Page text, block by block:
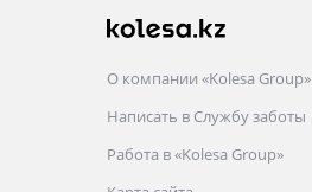
О компании «Kolesa Group»
Написать в Службу заботы
Работа в «Kolesa Group»